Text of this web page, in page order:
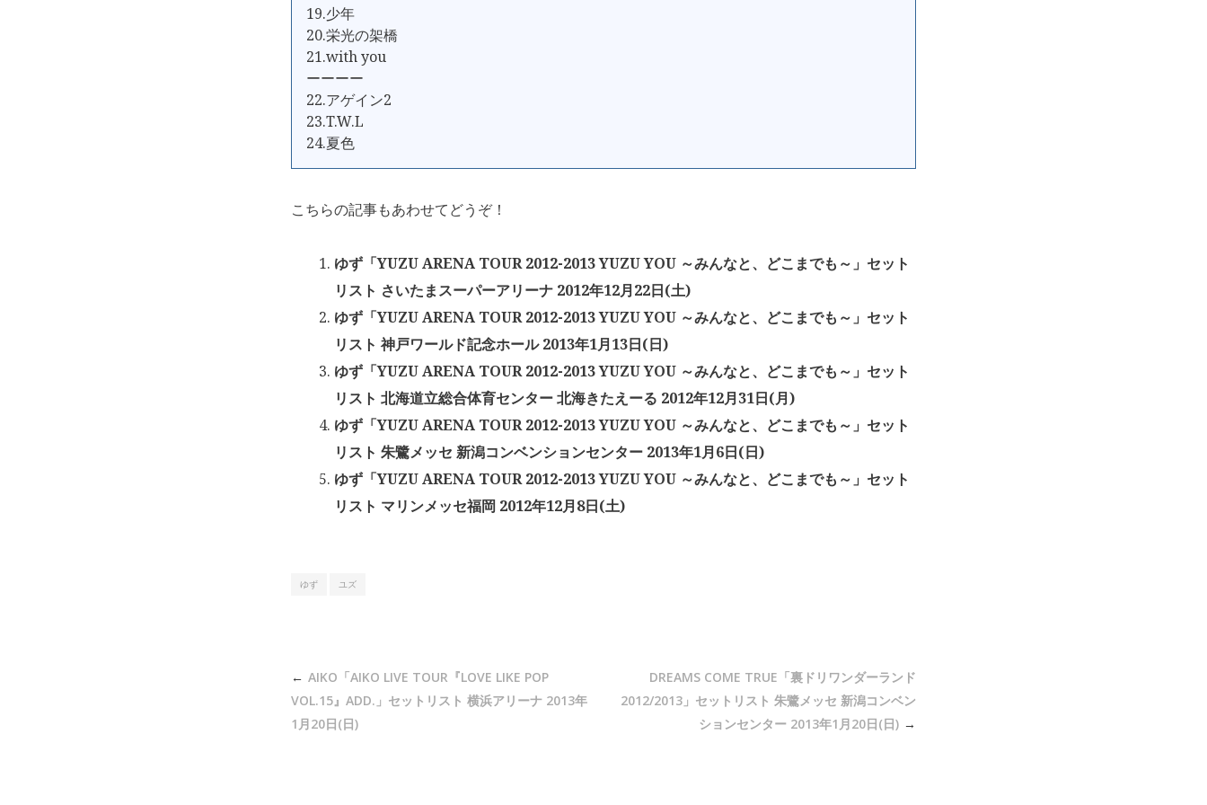
19.少年
20.栄光の架橋
21.with you
ーーーー
22.アゲイン2
23.T.W.L
24.夏色
こちらの記事もあわせてどうぞ！
ゆず「YUZU ARENA TOUR 2012-2013 YUZU YOU ～みんなと、どこまでも～」セット
リスト さいたまスーパーアリーナ 2012年12月22日(土)
ゆず「YUZU ARENA TOUR 2012-2013 YUZU YOU ～みんなと、どこまでも～」セット
リスト 神戸ワールド記念ホール 2013年1月13日(日)
ゆず「YUZU ARENA TOUR 2012-2013 YUZU YOU ～みんなと、どこまでも～」セット
リスト 北海道立総合体育センター 北海きたえーる 2012年12月31日(月)
ゆず「YUZU ARENA TOUR 2012-2013 YUZU YOU ～みんなと、どこまでも～」セット
リスト 朱鷺メッセ 新潟コンベンションセンター 2013年1月6日(日)
ゆず「YUZU ARENA TOUR 2012-2013 YUZU YOU ～みんなと、どこまでも～」セット
リスト マリンメッセ福岡 2012年12月8日(土)
ゆず ユズ
AIKO「AIKO LIVE TOUR『LOVE LIKE POP
VOL.15』ADD.」セットリスト 横浜アリーナ 2013年
1月20日(日)
DREAMS COME TRUE「裏ドリワンダーランド
2012/2013」セットリスト 朱鷺メッセ 新潟コンベン
ションセンター 2013年1月20日(日)